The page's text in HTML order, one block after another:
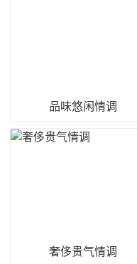
品味悠闲情调
奢侈贵气情调